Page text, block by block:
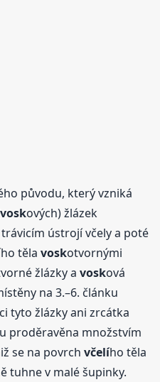
původu, který vzniká
voskových) žlázek
ústrojí včely a poté
ho tělavoskotvornými
žlázky avosková
na 3.–6. článku
tyto žlázky ani zrcátka
proděravěna množstvím
se na povrchvčelího těla
tuhne v malé šupinky.